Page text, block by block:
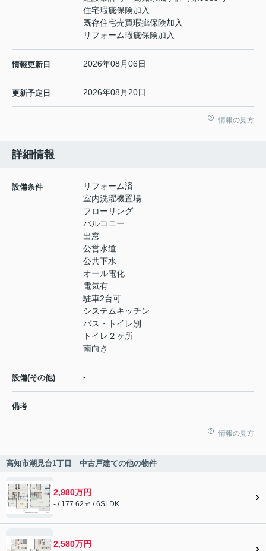
住宅瑕疵保険加入
既存住宅売買瑕疵保険加入
リフォーム瑕疵保険加入
情報更新日 2026年08月06日
更新予定日 2026年08月20日
情報の見方
詳細情報
設備条件
リフォーム済
室内洗濯機置場
フローリング
バルコニー
出窓
公営水道
公共下水
オール電化
電気有
駐車2台可
システムキッチン
バス・トイレ別
トイレ２ヶ所
南向き
設備(その他) -
備考
情報の見方
高知市潮見台1丁目 中古戸建ての他の物件
2,980万円
- / 177.62㎡ / 6SLDK
2,580万円